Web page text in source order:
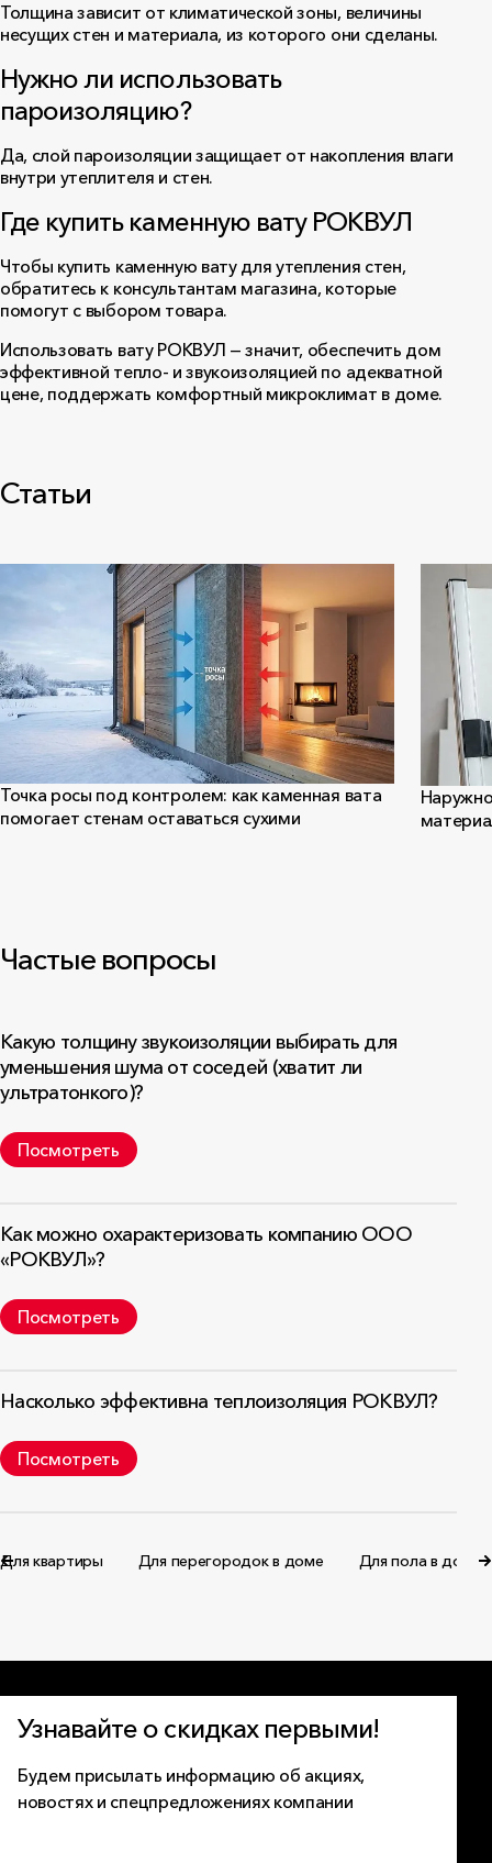
Толщина зависит от климатической зоны, величины
несущих стен и материала, из которого они сделаны.
Нужно ли использовать
пароизоляцию?
Да, слой пароизоляции защищает от накопления влаги
внутри утеплителя и стен.
Где купить каменную вату РОКВУЛ
Чтобы купить каменную вату для утепления стен,
обратитесь к консультантам магазина, которые
помогут с выбором товара.
Использовать вату РОКВУЛ — значит, обеспечить дом
эффективной тепло- и звукоизоляцией по адекватной
цене, поддержать комфортный микроклимат в доме.
Статьи
Точка росы под контролем: как каменная вата
помогает стенам оставаться сухими
Частые вопросы
Какую толщину звукоизоляции выбирать для
уменьшения шума от соседей (хватит ли
ультратонкого)?
Посмотреть
Как можно охарактеризовать компанию ООО
«РОКВУЛ»?
Посмотреть
Насколько эффективна теплоизоляция РОКВУЛ?
Посмотреть
квартиры Для перегородок в доме Для пола в доме
Узнавайте о скидках первыми!
Будем присылать информацию об акциях,
новостях и спецпредложениях компании